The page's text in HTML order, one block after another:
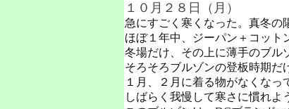
１０月２８日（月）
急にすごく寒くなった。真冬の
ほぼ１年中、ジーパン＋コット
冬場だけ、その上に薄手のブル
そろそろブルゾンの登板時期だ
１月、２月に着る物がなくなっ
しばらく我慢して寒さに慣れよ